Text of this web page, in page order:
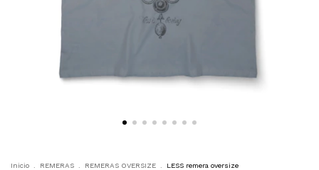
Inicio REMERAS REMERAS OVERSIZE LESS remera oversize